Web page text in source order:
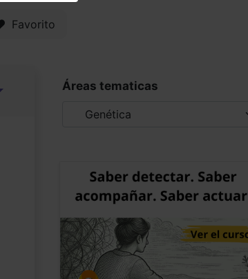
Favorito
Áreas tematicas